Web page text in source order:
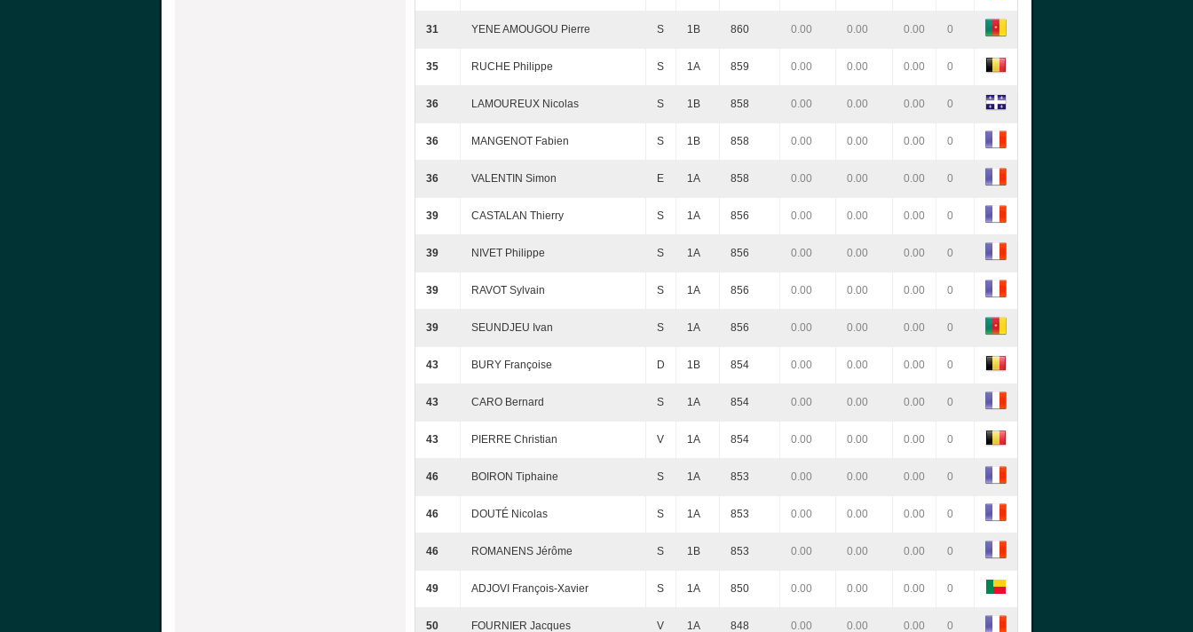
31 YENE AMOUGOU Pierre S 1B 860 0.00 0.00 0.00 0
35 RUCHE Philippe S 1A 859 0.00 0.00 0.00 0
36 LAMOUREUX Nicolas S 1B 858 0.00 0.00 0.00 0
36 MANGENOT Fabien S 1B 858 0.00 0.00 0.00 0
36 VALENTIN Simon E 1A 858 0.00 0.00 0.00 0
39 CASTALAN Thierry S 1A 856 0.00 0.00 0.00 0
39 NIVET Philippe S 1A 856 0.00 0.00 0.00 0
39 RAVOT Sylvain S 1A 856 0.00 0.00 0.00 0
39 SEUNDJEU Ivan S 1A 856 0.00 0.00 0.00 0
43 BURY Françoise D 1B 854 0.00 0.00 0.00 0
43 CARO Bernard S 1A 854 0.00 0.00 0.00 0
43 PIERRE Christian V 1A 854 0.00 0.00 0.00 0
46 BOIRON Tiphaine S 1A 853 0.00 0.00 0.00 0
46 DOUTÉ Nicolas S 1A 853 0.00 0.00 0.00 0
46 ROMANENS Jérôme S 1B 853 0.00 0.00 0.00 0
49 ADJOVI François-Xavier S 1A 850 0.00 0.00 0.00 0
50 FOURNIER Jacques V 1A 848 0.00 0.00 0.00 0